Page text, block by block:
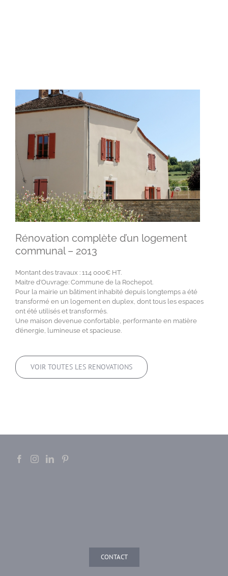
Rénovation complète d’un logement
communal – 2013
Montant des travaux : 114 000€ HT.
Maitre d’Ouvrage: Commune de la Rochepot.
Pour la mairie un bâtiment inhabité depuis longtemps a été
transformé en un logement en duplex, dont tous les espaces
ont été utilisés et transformés.
Une maison devenue confortable, performante en matière
d’énergie, lumineuse et spacieuse.
VOIR TOUTES LES RENOVATIONS
CONTACT